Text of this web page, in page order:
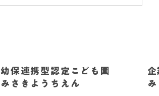
2026.08.05
幼保連携型認定こども園
みさきようちえん
企